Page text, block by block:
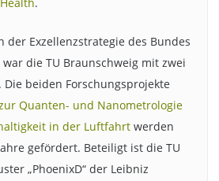
.
der Exzellenzstrategie des Bundes
die TU Braunschweig mit zwei
beiden Forschungsprojekte
Quanten- und Nanometrologie
in der Luftfahrtwerden
gefördert. Beteiligt ist die TU
„PhoenixD“ der Leibniz